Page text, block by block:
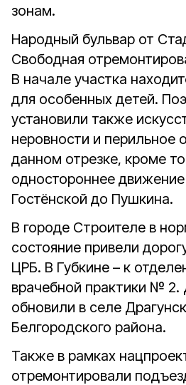
зонам.
Народный бульвар от
Свободная
В начале участка
для особенных детей.
установили также
неровности и перильное
данном отрезке, кроме
одностороннее
Гостёнской до Пушкина.
В городе Строителе в
состояние привели
ЦРБ. В Губкине – к
врачебной практики № 2.
обновили в селе
Белгородского района.
Также в рамках
отремонтировали